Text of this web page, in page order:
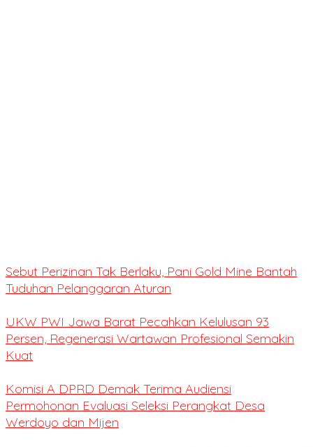
Sebut Perizinan Tak Berlaku, Pani Gold Mine Bantah
Tuduhan Pelanggaran Aturan
UKW PWI Jawa Barat Pecahkan Kelulusan 93
Persen, Regenerasi Wartawan Profesional Semakin
Kuat
Komisi A DPRD Demak Terima Audiensi
Permohonan Evaluasi Seleksi Perangkat Desa
Werdoyo dan Mijen